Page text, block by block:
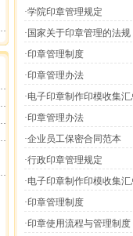
·学院印章管理规定
·国家关于印章管理的法规
·印章管理制度
·印章管理办法
·电子印章制作印模收集汇
·印章管理办法
·企业员工保密合同范本
·行政印章管理规定
·电子印章制作印模收集汇
·印章管理制度
·印章使用流程与管理制度